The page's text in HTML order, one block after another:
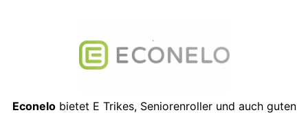
Econelobietet E Trikes, Seniorenroller und auch guten